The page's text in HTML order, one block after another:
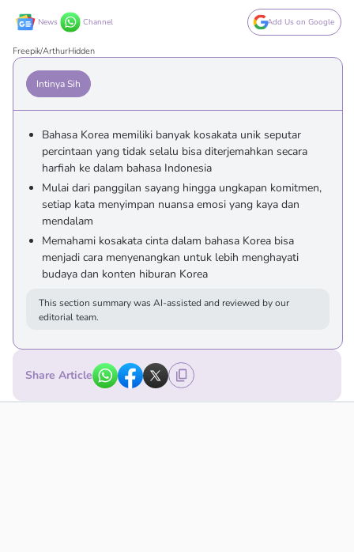
News Channel Add Us on Google
Freepik/ArthurHidden
Intinya Sih
Bahasa Korea memiliki banyak kosakata unik seputar
percintaan yang tidak selalu bisa diterjemahkan secara
harfiah ke dalam bahasa Indonesia
Mulai dari panggilan sayang hingga ungkapan komitmen,
setiap kata menyimpan nuansa emosi yang kaya dan
mendalam
Memahami kosakata cinta dalam bahasa Korea bisa
menjadi cara menyenangkan untuk lebih menghayati
budaya dan konten hiburan Korea
This section summary was AI-assisted and reviewed by our
editorial team.
Share Article